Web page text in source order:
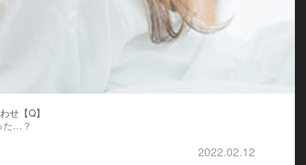
せ【Q】
た…？
2022.02.12